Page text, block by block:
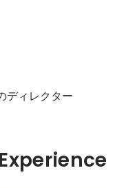
ディレクター